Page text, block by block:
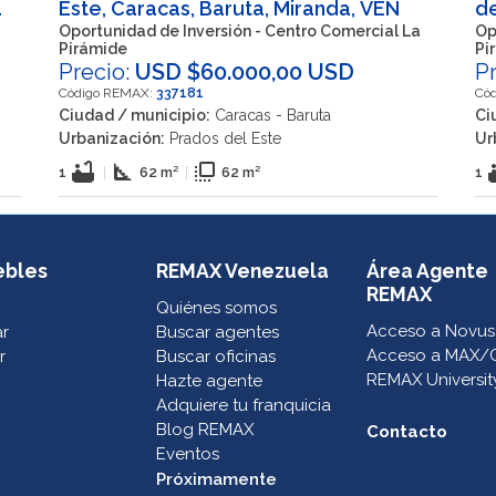
Este, Caracas, Baruta, Miranda, VEN
Oportunidad de Inversión - Centro Comercial La
Pirámide
Precio: USD $60.000,00 USD
Código REMAX: 337181
Ciudad / municipio: Caracas - Baruta
Urbanización: Prados del Este
1 bathtub | square_foot 62 m² | flip_to_front 62 m² 1
REMAX Venezuela
Quiénes somos
Buscar agentes
Buscar oficinas
Hazte agente
Adquiere tu franquicia
Blog REMAX
Eventos
Próximamente
Área Agente
REMAX
Acceso a Novus
Acceso a MAX/
REMAX
Contacto